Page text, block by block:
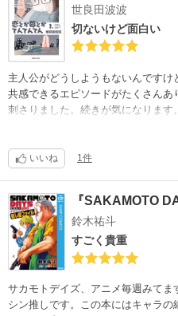
世良田波波
切ないけど面白い
主人公がどうしようもないんですけ
共感できるエピソードがたくさんあ
刺さりました。続きが気になります。
いいね 1件
『SAKAMOTO
鈴木祐斗
すごく貴重
サカモトデイズ、アニメ毎週みてま
シン推しです。この本にはキャラの